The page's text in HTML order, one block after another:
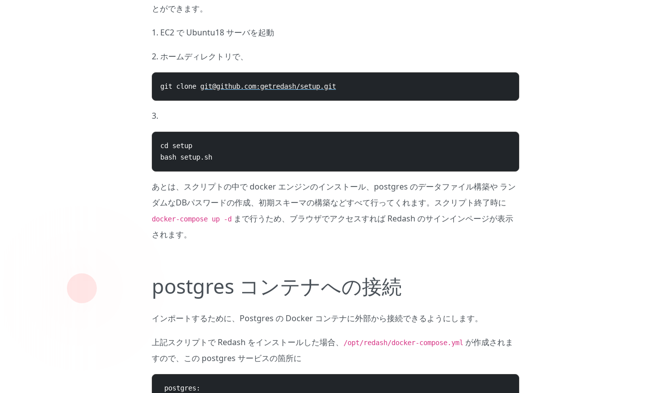
とができます。
1. EC2 で Ubuntu18 サーバを起動
2. ホームディレクトリで、
git clone git@github. com: getredash/setup. git
3.
cd setup
bash setup. sh
あとは、スクリプトの中で docker エンジンのインストール、postgres のデータファイル構築や ラン
ダムなDBパスワードの作成、初期スキーマの構築などすべて行ってくれます。スクリプト終了時に
docker-compose up -d まで行うため、ブラウザでアクセスすれば Redash のサインインページが表示
されます。
postgres コンテナへの接続
インポートするために、Postgres の Docker コンテナに外部から接続できるようにします。
上記スクリプトで Redash をインストールした場合、 /opt/redash/docker-compose.yml が作成されま
すので、この postgres サービスの箇所に
postgres :